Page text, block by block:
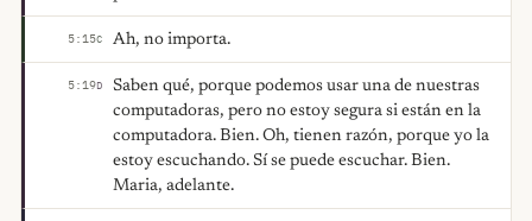
5:15C Ah, no importa.
5:19D
Saben qué, porque podemos usar una de nuestras
computadoras, pero no estoy segura si están en la
computadora. Bien. Oh, tienen razón, porque yo la
estoy escuchando. Sí se puede escuchar. Bien.
Maria, adelante.